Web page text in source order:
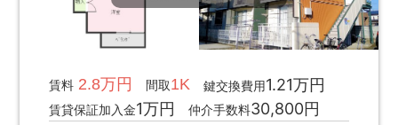
賃料2.8万円 間取1K 鍵交換費用1.21万円
賃貸保証加入金1万円 仲介手数料30,800円